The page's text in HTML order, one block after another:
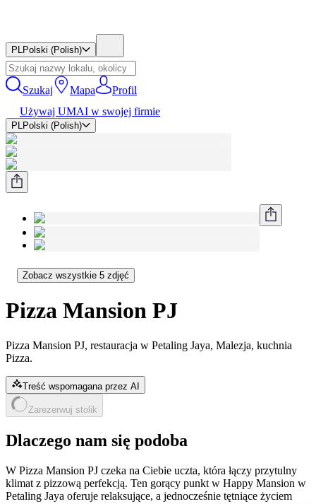
PLPolski (Polish)
Szukaj Mapa
Profil
Używaj UMAI w swojej firmie
PLPolski (Polish)
Zobacz wszystkie 5 zdjęć
Pizza Mansion PJ
Pizza Mansion PJ, restauracja w Petaling Jaya, Malezja, kuchnia
Pizza.
Treść wspomagana przez AI
Zarezerwuj stolik
Dlaczego nam się podoba
W Pizza Mansion PJ czeka na Ciebie uczta, która łączy przytulny
klimat z pizzową perfekcją. Ten gorący punkt w Happy Mansion w
Petaling Jaya oferuje relaksujące, a jednocześnie tętniące życiem